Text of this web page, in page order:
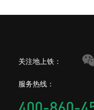
关注地上铁：
服务热线：